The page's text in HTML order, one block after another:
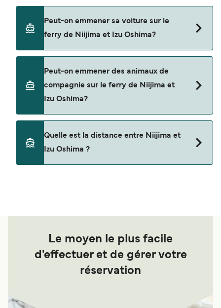
piéton de Niijima à Izu Oshima avec
Peut-on emmener sa voiture sur le
ferry de Niijima et Izu Oshima?
ferry entre Niijima et Izu Oshima.
Peut-on emmener des animaux de
compagnie sur le ferry de Niijima et
Izu Oshima?
pas autorisés à bord pour les traversées entre
Quelle est la distance entre Niijima et
Izu Oshima ?
Le moyen le plus facile
d'effectuer et de gérer votre
réservation